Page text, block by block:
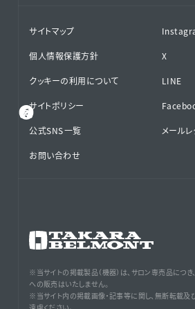
サイトマップ
個人情報保護方針
クッキーの利用について
サイトポリシー
公式SNS⁨⁩一覧
お問い合わせ
X
LINE
メールレ
※当サイトの掲載製品（機器）は、サロン専売品につ
への販売はいたしません。
※当サイト内の掲載画像・記事等に関し、無断転載及